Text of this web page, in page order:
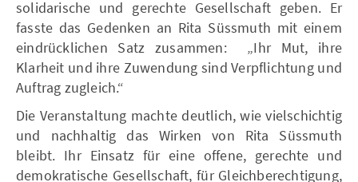
solidarische und gerechte Gesellschaft geben. Er
fasste das Gedenken an Rita Süssmuth mit einem
eindrücklichen Satz zusammen: „Ihr Mut, ihre
Klarheit und ihre Zuwendung sind Verpflichtung und
Auftrag zugleich.“
Die Veranstaltung machte deutlich, wie vielschichtig
und nachhaltig das Wirken von Rita Süssmuth
bleibt. Ihr Einsatz für eine offene, gerechte und
demokratische Gesellschaft, für Gleichberechtigung,